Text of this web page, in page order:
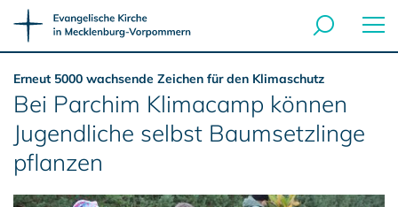
Erneut 5000 wachsende Zeichen für den Klimaschutz
Bei Parchim Klimacamp können
Jugendliche selbst Baumsetzlinge
pflanzen